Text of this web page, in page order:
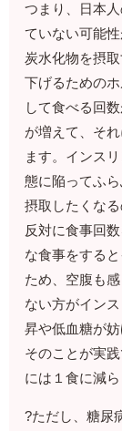
つまり、日本
ていない可能性
炭水化物を摂
下げるための
して食べる回
が増えて、そ
ます。インス
態に陥ってふ
摂取したくなる
反対に食事回
な食事をする
ため、空腹も
ない方がイン
昇や低血糖が妨
そのことが実
には１食に減ら
?ただし、糖尿